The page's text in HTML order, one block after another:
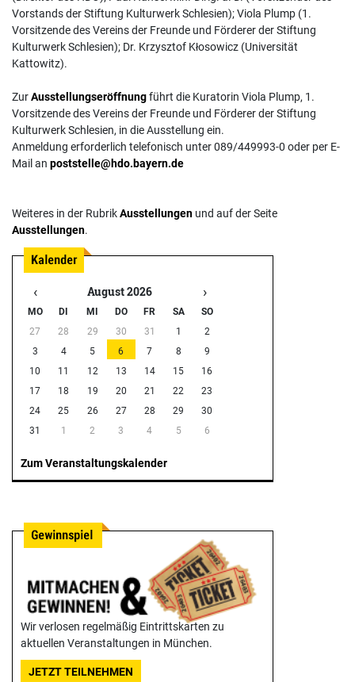
Vorstands der Stiftung Kulturwerk Schlesien); Viola Plump (1.
Vorsitzende des Vereins der Freunde und Förderer der Stiftung
Kulturwerk Schlesien); Dr. Krzysztof Kłosowicz (Universität
Kattowitz).
ZurAusstellungseröffnungführt die Kuratorin Viola Plump, 1.
Vorsitzende des Vereins der Freunde und Förderer der Stiftung
Kulturwerk Schlesien, in die Ausstellung ein.
Anmeldung erforderlich telefonisch unter 089/449993-0 oder per E-
Mail an poststelle@hdo.bayern.de
Weiteres in der RubrikAusstellungen und auf der Seite
Ausstellungen.
‹ August 2026 ›
MO DI MI DO FR SA
SO
27
28 29 30 31 1
2
3
4 5 6 7 8
9
10
11 12 13 14 15
16
17
18 19 20 21 22
23
24
25 26 27 28 29
30
31
1 2 3 4 5 6
Zum Veranstaltungskalender
Wir verlosen regelmäßig Eintrittskarten zu
aktuellen Veranstaltungen in München.
JETZT TEILNEHMEN